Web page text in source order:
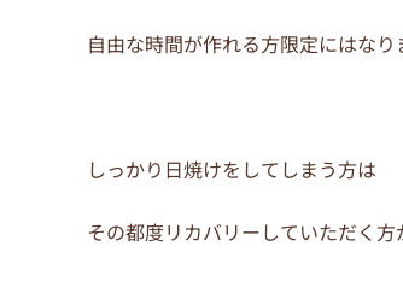
自由な時間が作れる方限定にはなり
しっかり日焼けをしてしまう方は
その都度リカバリーしていただく